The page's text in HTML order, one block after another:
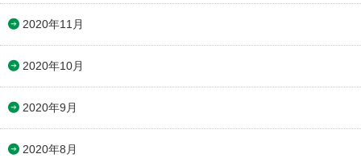
2020年11月
2020年10月
2020年9月
2020年8月